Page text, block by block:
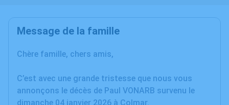
Message de la famille
Chère famille, chers amis,
C’est avec une grande tristesse que nous vous
annonçons le décès de Paul VONARB survenu le
dimanche 04 janvier 2026 à Colmar.